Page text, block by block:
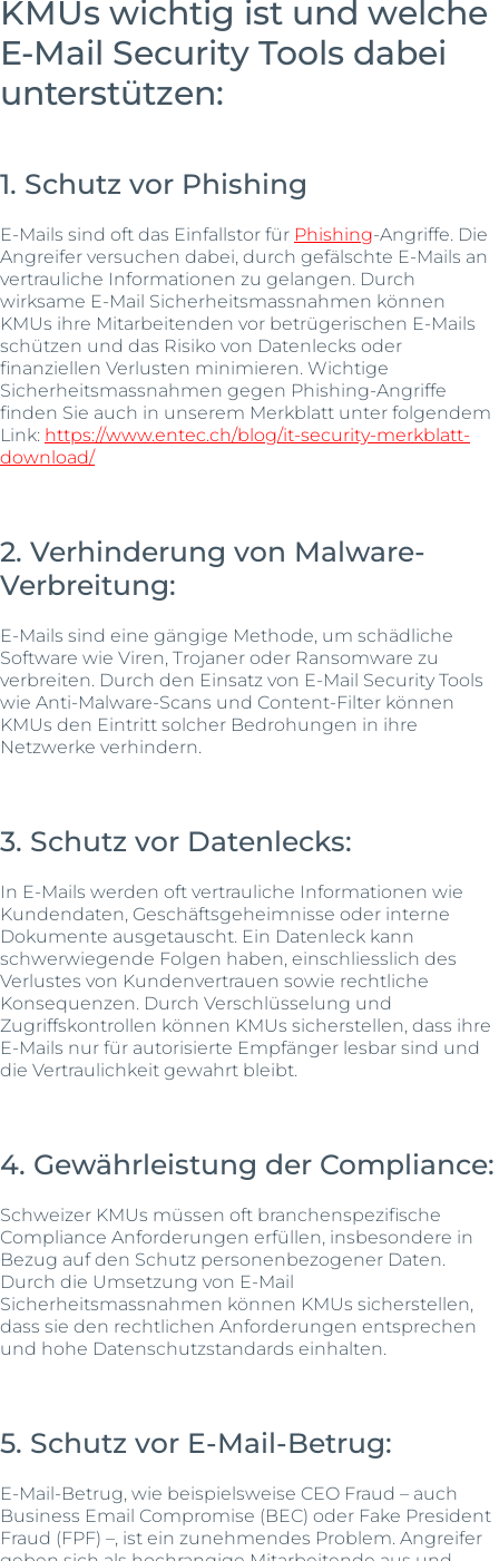
KMUs wichtig ist und welche
E-Mail Security Tools dabei
unterstützen:
1. Schutz vor Phishing
E-Mails sind oft das Einfallstor für Phishing-Angriffe. Die
Angreifer versuchen dabei, durch gefälschte E-Mails an
vertrauliche Informationen zu gelangen. Durch
wirksame E-Mail Sicherheitsmassnahmen können
KMUs ihre Mitarbeitenden vor betrügerischen E-Mails
schützen und das Risiko von Datenlecks oder
finanziellen Verlusten minimieren. Wichtige
Sicherheitsmassnahmen gegen Phishing-Angriffe
finden Sie auch in unserem Merkblatt unter folgendem
Link: https://www.entec.ch/blog/it-security-merkblatt-
download/
2. Verhinderung von Malware-
Verbreitung:
E-Mails sind eine gängige Methode, um schädliche
Software wie Viren, Trojaner oder Ransomware zu
verbreiten. Durch den Einsatz von E-Mail Security Tools
wie Anti-Malware-Scans und Content-Filter können
KMUs den Eintritt solcher Bedrohungen in ihre
Netzwerke verhindern.
3. Schutz vor Datenlecks:
In E-Mails werden oft vertrauliche Informationen wie
Kundendaten, Geschäftsgeheimnisse oder interne
Dokumente ausgetauscht. Ein Datenleck kann
schwerwiegende Folgen haben, einschliesslich des
Verlustes von Kundenvertrauen sowie rechtliche
Konsequenzen. Durch Verschlüsselung und
Zugriffskontrollen können KMUs sicherstellen, dass ihre
E-Mails nur für autorisierte Empfänger lesbar sind und
die Vertraulichkeit gewahrt bleibt.
4. Gewährleistung der Compliance:
Schweizer KMUs müssen oft branchenspezifische
Compliance Anforderungen erfüllen, insbesondere in
Bezug auf den Schutz personenbezogener Daten.
Durch die Umsetzung von E-Mail
Sicherheitsmassnahmen können KMUs sicherstellen,
dass sie den rechtlichen Anforderungen entsprechen
und hohe Datenschutzstandards einhalten.
5. Schutz vor E-Mail-Betrug:
E-Mail-Betrug, wie beispielsweise CEO Fraud – auch
Business Email Compromise (BEC) oder Fake President
Fraud (FPF) –, ist ein zunehmendes Problem. Angreifer